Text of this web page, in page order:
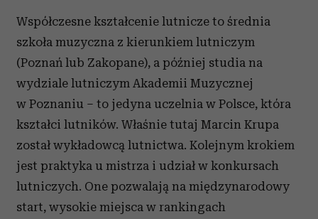
Współczesne kształcenie lutnicze to średnia
szkoła muzyczna z kierunkiem lutniczym
(Poznań lub Zakopane), a później studia na
wydziale lutniczym Akademii Muzycznej
w Poznaniu – to jedyna uczelnia w Polsce, która
kształci lutników. Właśnie tutaj Marcin Krupa
został wykładowcą lutnictwa. Kolejnym krokiem
jest praktyka u mistrza i udział w konkursach
lutniczych. One pozwalają na międzynarodowy
start, wysokie miejsca w rankingach